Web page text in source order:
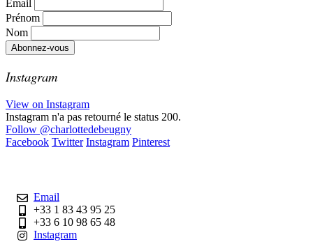
Email
Prénom
Nom
Instagram
View on Instagram
Instagram n'a pas retourné le status 200.
Follow @charlottedebeugny
Facebook Twitter Instagram Pinterest
Email
+33 1 83 43 95 25
+33 6 10 98 65 48
Instagram